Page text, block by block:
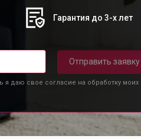
Гарантия до 3-х лет
Отправить заявку
я даю свое согласие на обработку моих